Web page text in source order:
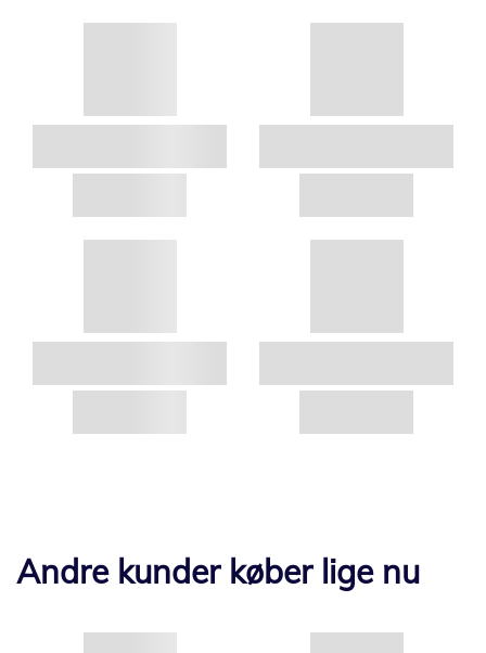
Andre kunder køber lige nu